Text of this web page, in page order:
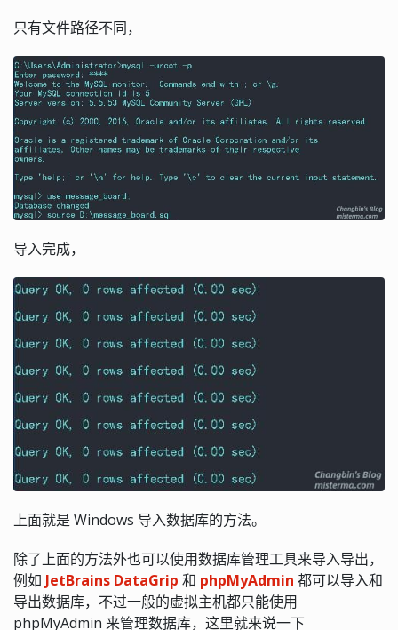
只有文件路径不同，
导入完成，
上面就是 Windows 导入数据库的方法。
除了上面的方法外也可以使用数据库管理工具来导入导出，
例如 JetBrains DataGrip 和 phpMyAdmin 都可以导入和
导出数据库，不过一般的虚拟主机都只能使用
phpMyAdmin 来管理数据库，这里就来说一下